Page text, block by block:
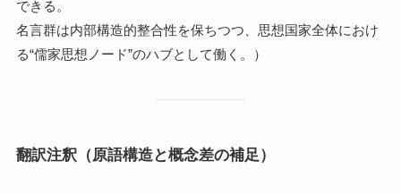
できる。
名言群は内部構造的整合性を保ちつつ、思想国家全体におけ
る“儒家思想ノード”のハブとして働く。）
翻訳注釈（原語構造と概念差の補足）